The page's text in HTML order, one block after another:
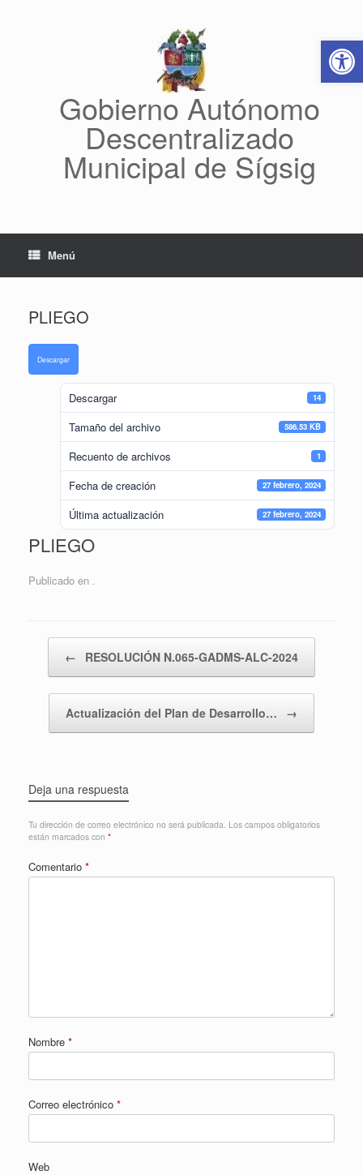
Abrir
Gobierno Autónomo
Descentralizado
Municipal de Sígsig
Menú
PLIEGO
Descargar
Descargar 14
Tamaño del archivo 586.53 KB
Recuento de archivos 1
Fecha de creación 27 febrero, 2024
Última actualización 27 febrero, 2024
PLIEGO
Publicado en .
← RESOLUCIÓN N.065-GADMS-ALC-2024
Actualización del Plan de Desarrollo… →
Deja una respuesta
Tu dirección de correo electrónico no será publicada. Los campos obligatorios
están marcados con *
Comentario *
Nombre *
Correo electrónico *
Web